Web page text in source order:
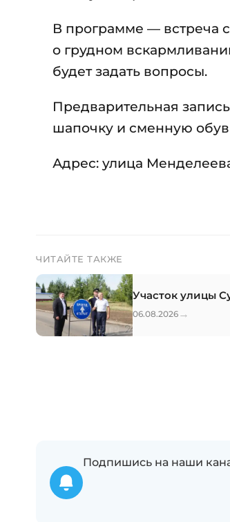
В программе — встреча
о грудном
будет задать вопросы.
Предварительная
шапочку и сменную
Адрес: улица
ЧИТАЙТЕ ТАКЖЕ
Участок улицы
06.08.2026 →
Подпишись на наши